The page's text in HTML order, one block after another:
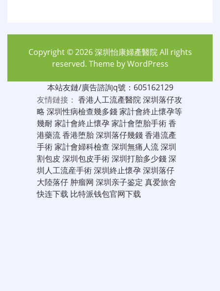
Copyright © 2026深圳怡康婦產醫院All rights
reserved. Theme byWordPress
本站友鏈/廣告諮詢q號：605162129
友情鏈接： 香港人工流產醫院深圳落仔攻
略 深圳性病檢查幾多錢家計會終止懷孕等
幾耐家計會終止懷孕家計會堕胎手術香
港藥流香港堕胎深圳落仔幾錢香港流產
手術家計會婦科檢查 深圳無痛人流深圳
割包皮 深圳包皮手術深圳打胎多少錢深
圳人工流産手術深圳終止懷孕深圳落仔
大陸落仔 肿瘤网 深圳亲子鉴定 真爱旅舍
快连下载 比特派钱包官网下载